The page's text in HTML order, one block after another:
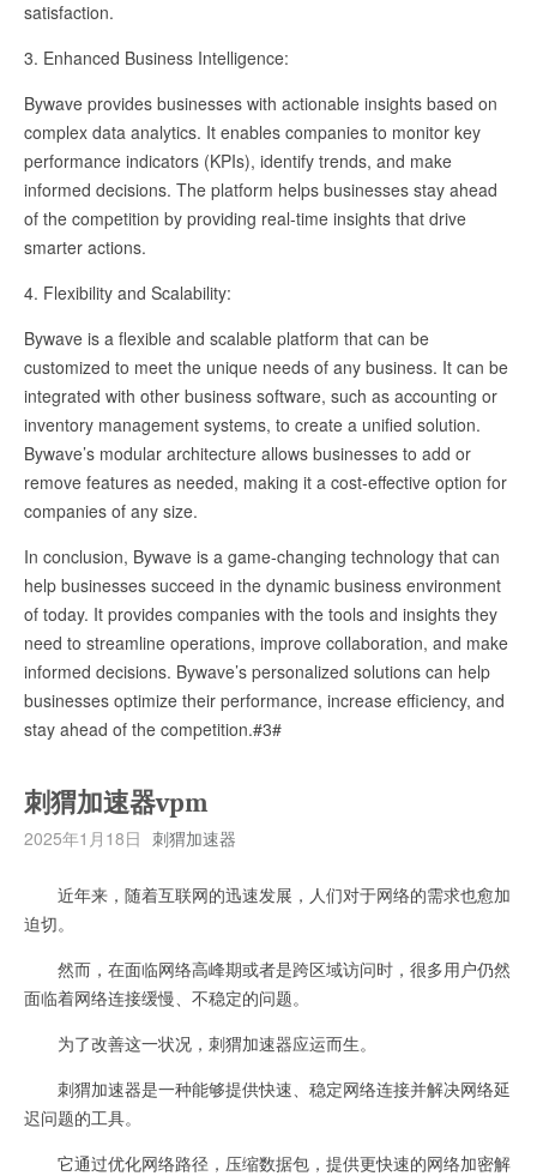
satisfaction.
3. Enhanced Business Intelligence:
Bywave provides businesses with actionable insights based on
complex data analytics. It enables companies to monitor key
performance indicators (KPIs), identify trends, and make
informed decisions. The platform helps businesses stay ahead
of the competition by providing real-time insights that drive
smarter actions.
4. Flexibility and Scalability:
Bywave is a flexible and scalable platform that can be
customized to meet the unique needs of any business. It can be
integrated with other business software, such as accounting or
inventory management systems, to create a unified solution.
Bywave’s modular architecture allows businesses to add or
remove features as needed, making it a cost-effective option for
companies of any size.
In conclusion, Bywave is a game-changing technology that can
help businesses succeed in the dynamic business environment
of today. It provides companies with the tools and insights they
need to streamline operations, improve collaboration, and make
informed decisions. Bywave’s personalized solutions can help
businesses optimize their performance, increase efficiency, and
stay ahead of the competition.#3#
刺猬加速器vpm
2025年1月18日 刺猬加速器
近年来，随着互联网的迅速发展，人们对于网络的需求也愈加
迫切。
然而，在面临网络高峰期或者是跨区域访问时，很多用户仍然
面临着网络连接缓慢、不稳定的问题。
为了改善这一状况，刺猬加速器应运而生。
刺猬加速器是一种能够提供快速、稳定网络连接并解决网络延
迟问题的工具。
它通过优化网络路径，压缩数据包，提供更快速的网络加密解